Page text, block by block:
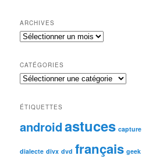
ARCHIVES
Archives
CATÉGORIES
Catégories
ÉTIQUETTES
androidastuces capture
dialecte divx dvd français geek